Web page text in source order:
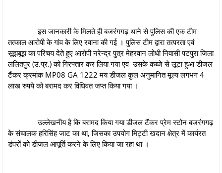
इस जानकारी के मिलते ही बजरंगगढ़ थाने से पुलिस की एक टीम
तत्काल आरोपी के गांव के लिए रवाना की गई । पुलिस टीम द्वारा तत्परता एवं
सूझबूझ का परिचय देते हुए आरोपी नरेन्द्र पुत्र मेहरवान लोधी निवासी पटपुरा जिला
ललितपुर (उ.प्र.) को गिरफ्तार कर लिया गया एवं उसके कब्जे से लूटा हुआ डीजल
टैंकर क्रमांक MP08 GA 1222 मय डीजल कुल अनुमानित मूल्य लगभग 4
लाख रुपये को बरामद कर विधिवत जप्त किया गया ।
उल्लेखनीय है कि बरामद किया गया डीजल टैंकर प्रेम स्टोन बजरंगगढ़
के संचालक हरिसिंह जाट का था, जिसका उपयोग मिट्टी खदान क्षेत्र में कार्यरत
डंपरों को डीजल आपूर्ति करने के लिए किया जा रहा था ।